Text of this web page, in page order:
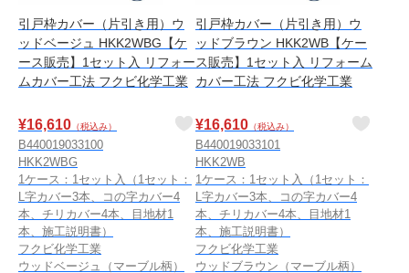
引戸枠カバー（片引き用）ウ
ッドベージュ HKK2WBG【ケ
ース販売】1セット入 リフォー
ムカバー工法 フクビ化学工業
¥16,610 （税込み）
B440019033100
HKK2WBG
1ケース：1セット入（1セット：
L字カバー3本、コの字カバー4
本、チリカバー4本、目地材1
本、施工説明書）
フクビ化学工業
ウッドベージュ（マーブル柄）
引戸枠カバー（片引き用）ウ
ッドブラウン HKK2WB【ケー
ス販売】1セット入 リフォーム
カバー工法 フクビ化学工業
¥16,610 （税込み）
B440019033101
HKK2WB
1ケース：1セット入（1セット：
L字カバー3本、コの字カバー4
本、チリカバー4本、目地材1
本、施工説明書）
フクビ化学工業
ウッドブラウン（マーブル柄）